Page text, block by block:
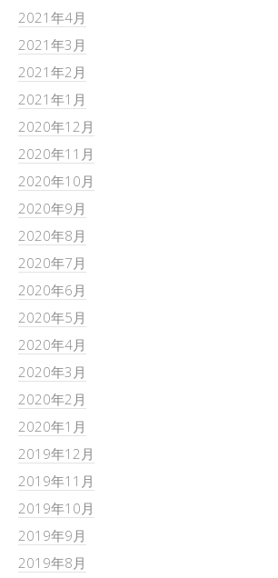
2021年4月
2021年3月
2021年2月
2021年1月
2020年12月
2020年11月
2020年10月
2020年9月
2020年8月
2020年7月
2020年6月
2020年5月
2020年4月
2020年3月
2020年2月
2020年1月
2019年12月
2019年11月
2019年10月
2019年9月
2019年8月